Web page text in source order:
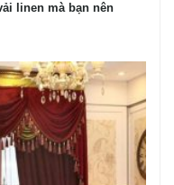
linen mà bạn nên